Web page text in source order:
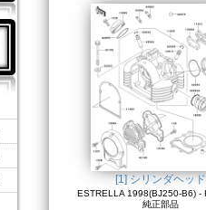
[1] シリンダヘッド
ESTRELLA 1998(BJ250-B6) -
純正部品